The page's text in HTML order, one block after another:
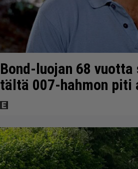
Bond-luojan 68
tältä 007-hahmon piti